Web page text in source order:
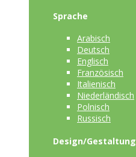
Sprache
Arabisch
Deutsch
Englisch
Französisch
Italienisch
Niederländisch
Polnisch
Russisch
Design/Gestaltung